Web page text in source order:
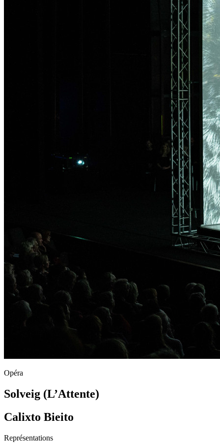
Opéra
Solveig (L’Attente)
Calixto Bieito
Représentations